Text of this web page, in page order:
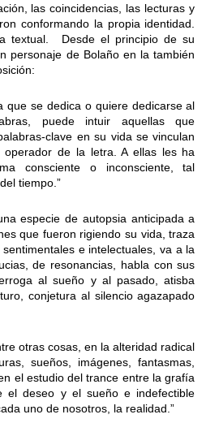
las coincidencias, las lecturas y
conformando la propia identidad.
textual. Desde el principio de su
personaje de Bolaño en la también
que se dedica o quiere dedicarse al
puede intuir aquellas que
clave en su vida se vinculan
de la letra. A ellas les ha
consciente o inconsciente, tal
tiempo.”
especie de autopsia anticipada a
que fueron rigiendo su vida, traza
e intelectuales, va a la
de resonancias, habla con sus
al sueño y al pasado, atisba
conjetura al silencio agazapado
otras cosas, en la alteridad radical
sueños, imágenes, fantasmas,
el estudio del trance entre la grafía
el deseo y el sueño e indefectible
uno de nosotros, la realidad.”